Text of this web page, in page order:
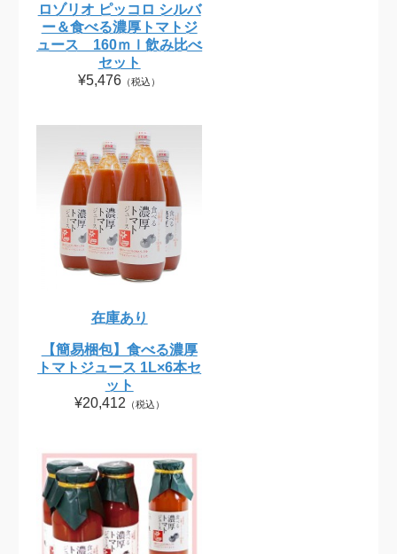
ロゾリオ ピッコロ シルバ
ー＆食べる濃厚トマトジ
ュース 160ｍｌ飲み比べ
セット
¥5,476 （税込）
在庫あり
【簡易梱包】食べる濃厚
トマトジュース 1L×6本セ
ット
¥20,412 （税込）